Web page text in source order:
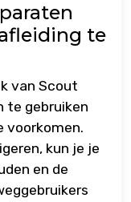
te
van Scout
te gebruiken
voorkomen.
kun je je
en de